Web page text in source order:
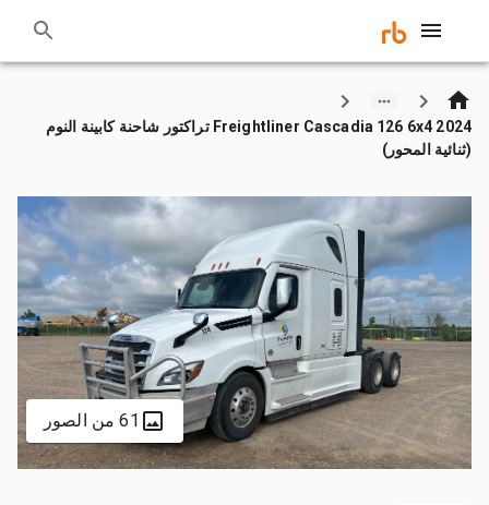
2024 Freightliner Cascadia 126 6x4 تراكتور شاحنة كابينة النوم
(ثنائية المحور)
61 من الصور